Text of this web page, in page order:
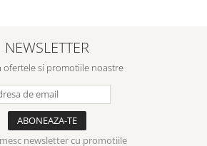
NEWSLETTER
ofertele si promotiile noastre
newsletter cu promotiile